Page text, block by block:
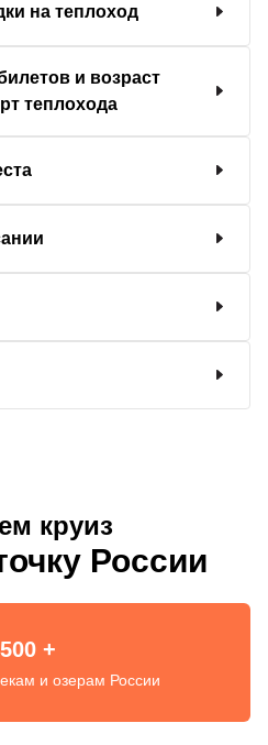
на теплоход
и возраст
теплохода
круиз
России
+
и озерам России